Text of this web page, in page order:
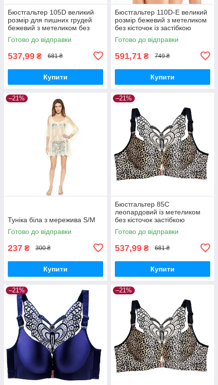
Бюстгальтер 105D великий
розмір для пишних грудей
бежевий з метеликом без
кісточок із застібкою спереду
Готово до відправки
537,99 ₴ 681 ₴
Купити
Бюстгальтер 110D-E великий
розмір бежевий з метеликом
без кісточок із застібкою
спереду
Готово до відправки
591,71 ₴ 749 ₴
Купити
–21%
Туніка біла з мережива S/M
Готово до відправки
237 ₴ 300 ₴
Купити
–21%
Бюстгальтер 85С
леопардовий із метеликом
без кісточок застібкою
спереду
Готово до відправки
537,99 ₴ 681 ₴
Купити
–21% –21%